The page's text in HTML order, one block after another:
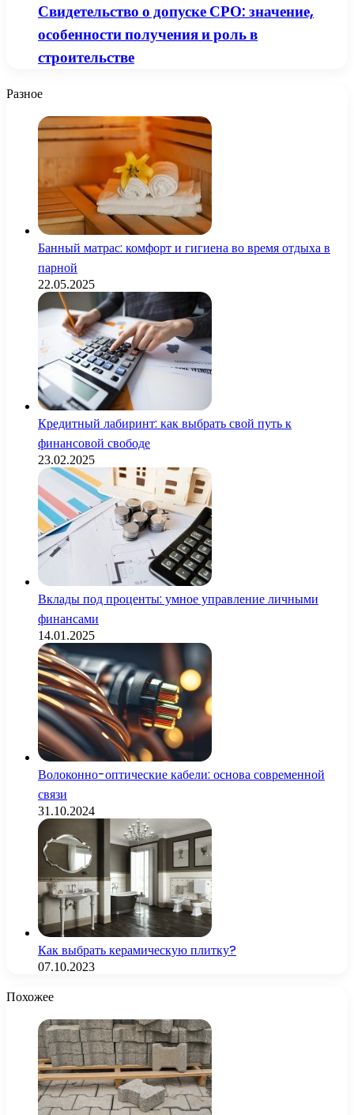
Свидетельство о допуске СРО: значение,
особенности получения и роль в
строительстве
Разное
Банный матрас: комфорт и гигиена во время отдыха в
парной
22.05.2025
Кредитный лабиринт: как выбрать свой путь к
финансовой свободе
23.02.2025
Вклады под проценты: умное управление личными
финансами
14.01.2025
Волоконно-оптические кабели: основа современной
связи
31.10.2024
Как выбрать керамическую плитку?
07.10.2023
Похожее